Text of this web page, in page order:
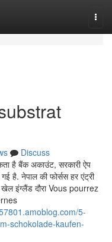
Discuss
है बैंक अकाउंट, सरकारी ऐप
है. नेपाल की फोर्सस हर एंट्री
इंग्लैंड दौरा Vous pourrez
5-
schokolade-kaufen-